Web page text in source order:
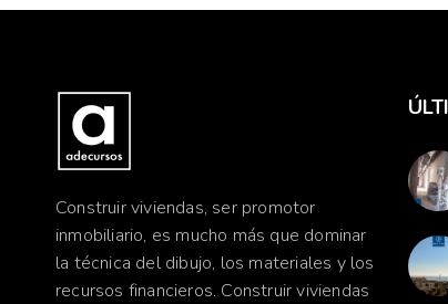
LEER MÁS
Construir viviendas, ser promotor
inmobiliario, es mucho más que dominar
la técnica del dibujo, los materiales y los
recursos financieros. Construir viviendas